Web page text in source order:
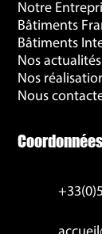
Notre
Bâtiments
Bâtiments
Nos actualités
Nos
Nous
Coordonnées